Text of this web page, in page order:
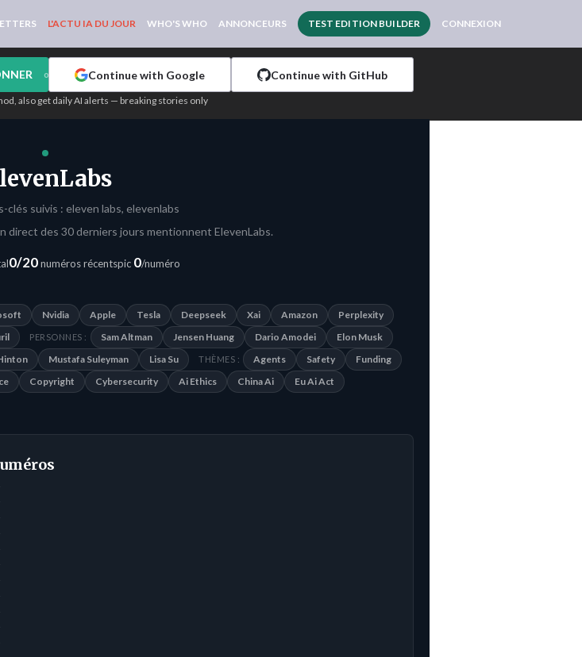
L'ACTU IA DU JOUR WHO'S WHO ANNONCEURS TEST EDITION BUILDER CONNEXION
or Continue with Google Continue with GitHub
also get daily AI alerts — breaking stories only
suivis : eleven labs, elevenlabs
direct des 30 derniers jours mentionnent ElevenLabs.
0/20numéros récentspic 0/numéro
Nvidia Apple Tesla Deepseek Xai Amazon
Perplexity
PERSONNES : Sam Altman Jensen Huang Dario Amodei
Elon Musk
Mustafa Suleyman Lisa Su THÈMES : Agents Safety
Funding
Copyright Cybersecurity Ai Ethics China Ai
Eu Ai Act